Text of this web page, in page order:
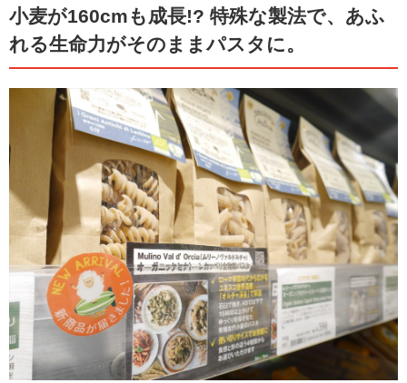
小麦が160cmも成長!? 特殊な製法で、あふ
れる生命力がそのままパスタに。